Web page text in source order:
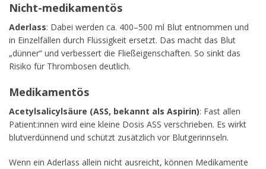
Nicht-medikamentös
Aderlass: Dabei werden ca. 400–500 ml Blut entnommen und
in Einzelfällen durch Flüssigkeit ersetzt. Das macht das Blut
„dünner“ und verbessert die Fließeigenschaften. So sinkt das
Risiko für Thrombosen deutlich.
Medikamentös
Acetylsalicylsäure (ASS, bekannt als Aspirin): Fast allen
Patient:innen wird eine kleine Dosis ASS verschrieben. Es wirkt
blutverdünnend und schützt zusätzlich vor Blutgerinnseln.
Wenn ein Aderlass allein nicht ausreicht, können Medikamente